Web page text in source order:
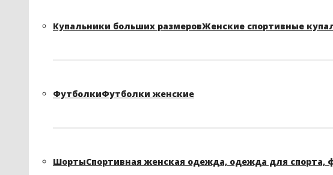
Купальники больших размеровЖенские спортивные
ФутболкиФутболки женские
ШортыСпортивная женская одежда, одежда для